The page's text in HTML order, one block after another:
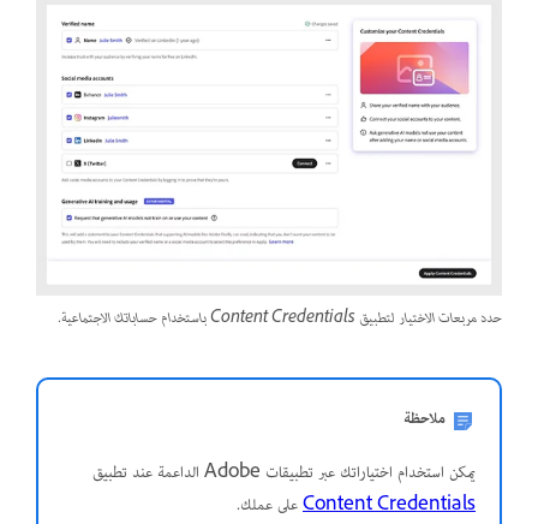
حدد مربعات الاختيار لتطبيق Content Credentials باستخدام حساباتك الاجتماعية.
ملاحظة
يمكن استخدام اختياراتك عبر تطبيقات Adobe الداعمة عند تطبيق
Content Credentialsعلى عملك.